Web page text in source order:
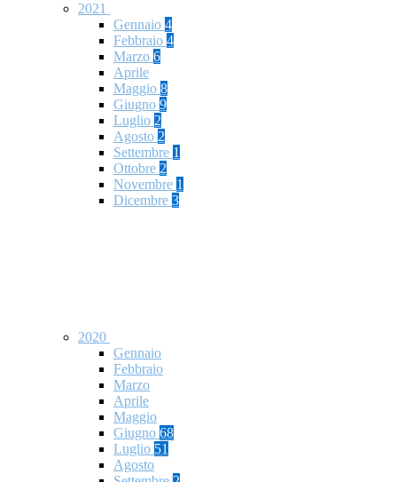
2021
Gennaio 4
Febbraio 4
Marzo 6
Aprile
Maggio 8
Giugno 9
Luglio 2
Agosto 2
Settembre 1
Ottobre 2
Novembre 1
Dicembre 3
2020
Gennaio
Febbraio
Marzo
Aprile
Maggio
Giugno 68
Luglio 51
Agosto